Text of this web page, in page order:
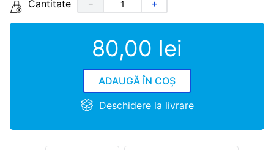
Cantitate
＋
－
80,00 lei
ADAUGĂ ÎN COȘ
Deschidere la livrare